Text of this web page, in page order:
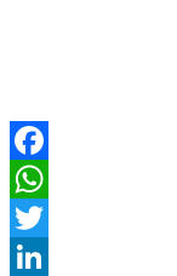
Facebook
WhatsApp
Twitter